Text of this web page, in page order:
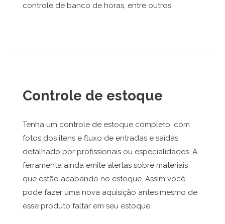
controle de banco de horas, entre outros.
Controle de estoque
Tenha um controle de estoque completo, com
fotos dos itens e fluxo de entradas e saídas
detalhado por profissionais ou especialidades. A
ferramenta ainda emite alertas sobre materiais
que estão acabando no estoque. Assim você
pode fazer uma nova aquisição antes mesmo de
esse produto faltar em seu estoque.